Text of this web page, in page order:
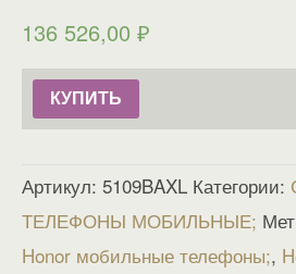
136 526,00 ₽
КУПИТЬ
Артикул: 5109BAXL Категории:
ТЕЛЕФОНЫ МОБИЛЬНЫЕ
Honor мобильные телефоны ,